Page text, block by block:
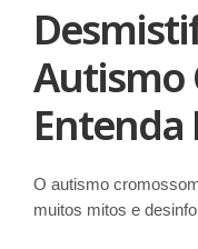
Autismo
Entenda
O autismo
muitos mitos e